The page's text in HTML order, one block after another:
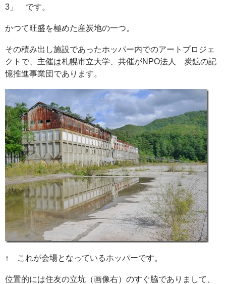
3」 です。
かつて旺盛を極めた産炭地の一つ。
その積み出し施設であったホッパー内でのアートプロジェ
クトで、主催は札幌市立大学、共催がNPO法人 炭鉱の記
憶推進事業団であります。
↑ これが会場となっているホッパーです。
位置的には住友の立坑（画像右）のすぐ脇でありまして、